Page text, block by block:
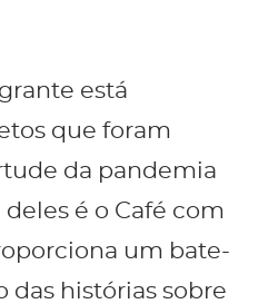
está
que foram
da pandemia
deles é o Café com
um bate-
das histórias sobre